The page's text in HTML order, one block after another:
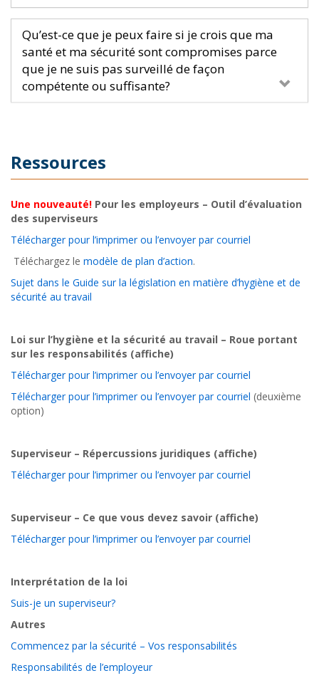
Qu’est-ce que je peux faire si je crois que ma
santé et ma sécurité sont compromises parce
que je ne suis pas surveillé de façon
compétente ou suffisante?
Ressources
Une nouveauté! Pour les employeurs – Outil d’évaluation
des superviseurs
Télécharger pour l’imprimer ou l’envoyer par courriel
Téléchargez le modèle de plan d’action.
Sujet dans le Guide sur la législation en matière d’hygiène et de
sécurité au travail
Loi sur l’hygiène et la sécurité au travail – Roue portant
sur les responsabilités (affiche)
Télécharger pour l’imprimer ou l’envoyer par courriel
Télécharger pour l’imprimer ou l’envoyer par courriel (deuxième
option)
Superviseur – Répercussions juridiques (affiche)
Télécharger pour l’imprimer ou l’envoyer par courriel
Superviseur – Ce que vous devez savoir (affiche)
Télécharger pour l’imprimer ou l’envoyer par courriel
Interprétation de la loi
Suis-je un superviseur?
Autres
Commencez par la sécurité – Vos responsabilités
Responsabilités de l’employeur